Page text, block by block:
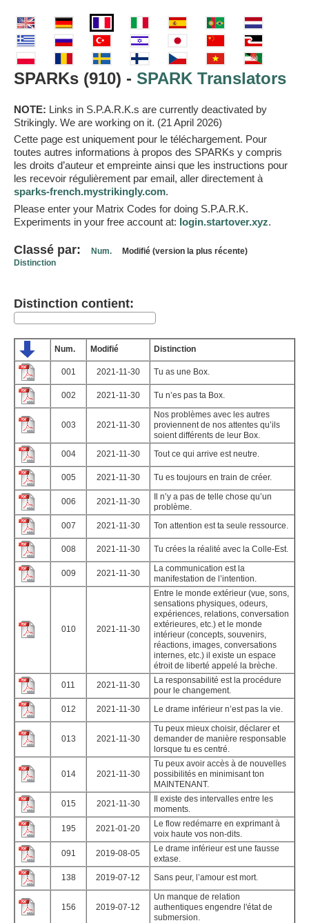
SPARKs (910) - SPARK Translators
NOTE: Links in S.P.A.R.K.s are currently deactivated by
Strikingly. We are working on it. (21 April 2026)
Cette page est uniquement pour le téléchargement. Pour
toutes autres informations à propos des SPARKs y compris
les droits d’auteur et empreinte ainsi que les instructions pour
les recevoir régulièrement par email, aller directement à
sparks-french.mystrikingly.com.
Please enter your Matrix Codes for doing S.P.A.R.K.
Experiments in your free account at: login.startover.xyz.
Classé par: Num. Modifié (version la plus récente)
Distinction
Distinction contient:
Num. Modifié Distinction
001 2021-11-30 Tu as une Box.
002 2021-11-30 Tu n’es pas ta Box.
003 2021-11-30
Nos problèmes avec les autres
proviennent de nos attentes qu’ils
soient différents de leur Box.
004
2021-11-30 Tout ce qui arrive est neutre.
005 2021-11-30 Tu es toujours en train de créer.
006 2021-11-30
Il n’y a pas de telle chose qu’un
problème.
007
2021-11-30 Ton attention est ta seule ressource.
008 2021-11-30 Tu crées la réalité avec la Colle-Est.
009 2021-11-30
La communication est la
manifestation de l’intention.
010 2021-11-30
Entre le monde extérieur (vue, sons,
sensations physiques, odeurs,
expériences, relations, conversation
extérieures, etc.) et le monde
intérieur (concepts, souvenirs,
réactions, images, conversations
internes, etc.) il existe un espace
étroit de liberté appelé la brèche.
011
2021-11-30
La responsabilité est la procédure
pour le changement.
012
2021-11-30 Le drame inférieur n’est pas la vie.
013 2021-11-30
Tu peux mieux choisir, déclarer et
demander de manière responsable
lorsque tu es centré.
014 2021-11-30
Tu peux avoir accès à de nouvelles
possibilités en minimisant ton
MAINTENANT.
015
2021-11-30
Il existe des intervalles entre les
moments.
195
2021-01-20
Le flow redémarre en exprimant à
voix haute vos non-dits.
091
2019-08-05
Le drame inférieur est une fausse
extase.
138
2019-07-12 Sans peur, l’amour est mort.
156 2019-07-12
Un manque de relation
authentiques engendre l'état de
submersion.